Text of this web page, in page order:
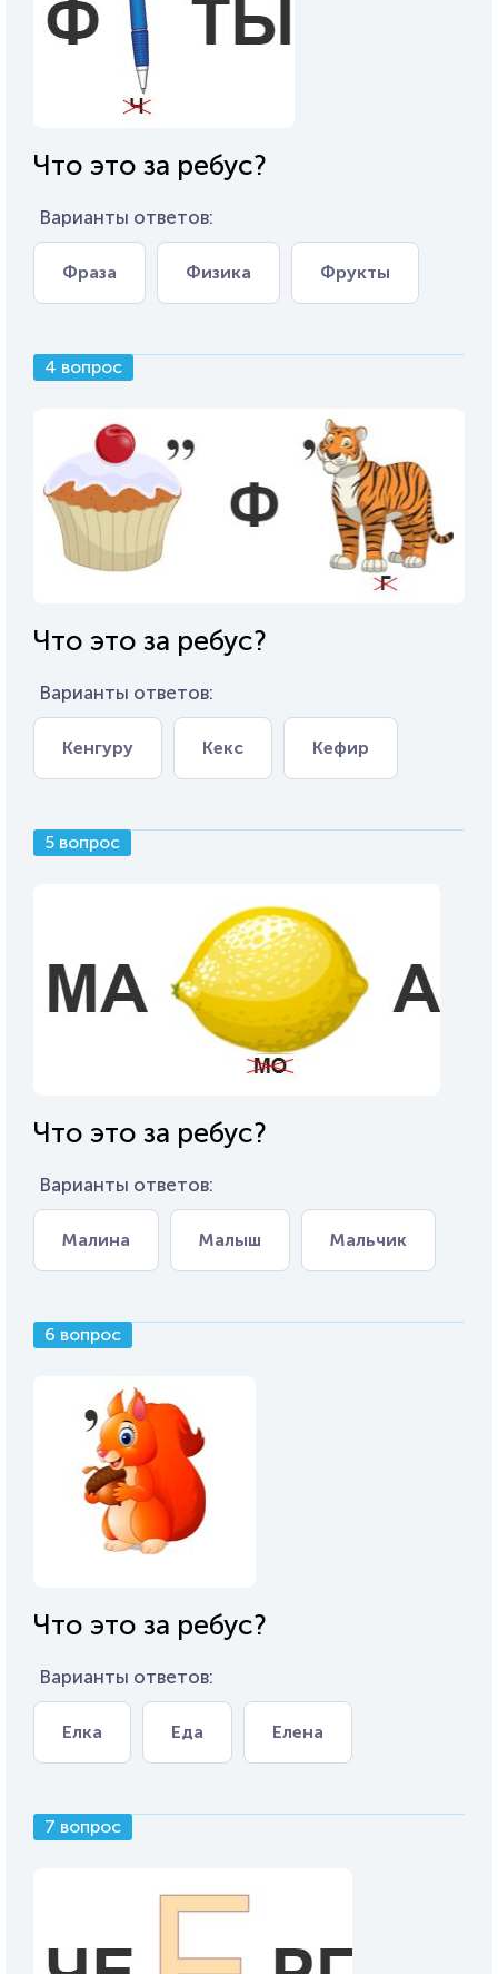
Что это за ребус?
Варианты ответов:
Фраза Физика Фрукты
4 вопрос
Что это за ребус?
Варианты ответов:
Кенгуру Кекс Кефир
5 вопрос
Что это за ребус?
Варианты ответов:
Малина Малыш Мальчик
6 вопрос
Что это за ребус?
Варианты ответов:
Елка Еда Елена
7 вопрос